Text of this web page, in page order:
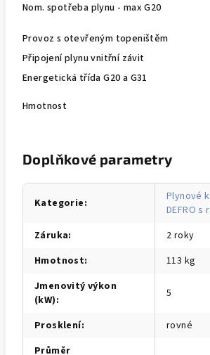
Nom. spotřeba plynu - max G20
Provoz s otevřeným topeništěm
Připojení plynu vnitřní závit
Energetická třída G20 a G31
Hmotnost
Doplňkové parametry
Kategorie:
Plynové
DEFRO s
Záruka:
2 roky
Hmotnost:
113 kg
Jmenovitý výkon
(kW): 5
Prosklení:
rovné
Průměr